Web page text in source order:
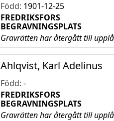
Född: 1901-12-25
FREDRIKSFORS
BEGRAVNINGSPLATS
Gravrätten har återgått till
Ahlqvist, Karl Adelinus
Född: -
FREDRIKSFORS
BEGRAVNINGSPLATS
Gravrätten har återgått till